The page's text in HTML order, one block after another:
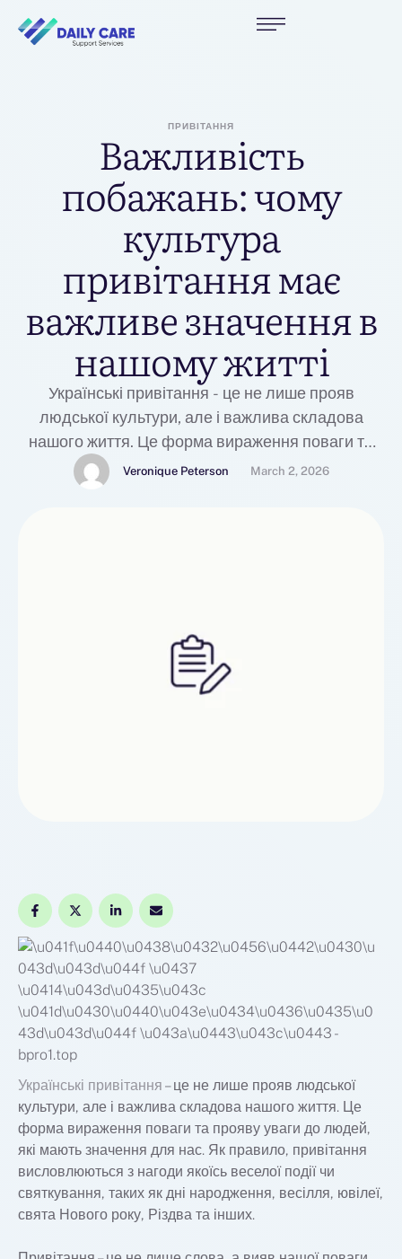
ПРИВІТАННЯ
Важливість
побажань: чому
культура
привітання має
важливе значення в
нашому житті
Українські привітання - це не лише прояв
людської культури, але і важлива складова
нашого життя. Це форма вираження поваги та
прояву уваги до людей, які мають значення для
нас. Як правило, привітання висловлюються з
Veronique Peterson March 2, 2026
Українські привітання – це не лише прояв людської
культури, але і важлива складова нашого життя. Це
форма вираження поваги та прояву уваги до людей,
які мають значення для нас. Як правило, привітання
висловлюються з нагоди якоїсь веселої події чи
святкування, таких як дні народження, весілля, ювілеї,
свята Нового року, Різдва та інших.